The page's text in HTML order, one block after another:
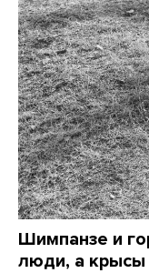
Шимпанзе и
люди, а крысы